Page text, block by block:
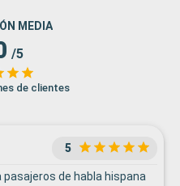
MEDIA
/5
de clientes
5
de habla hispana